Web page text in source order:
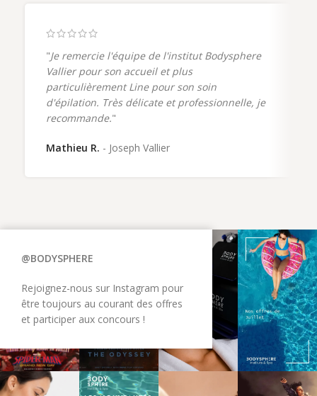
"Je remercie l'équipe de l'institut Bodysphere
Vallier pour son accueil et plus
particulièrement Line pour son soin
d'épilation. Très délicate et professionnelle, je
recommande."
Mathieu R. Joseph Vallier
@BODYSPHERE
Rejoignez-nous sur Instagram pour
être toujours au courant des offres
et participer aux concours !